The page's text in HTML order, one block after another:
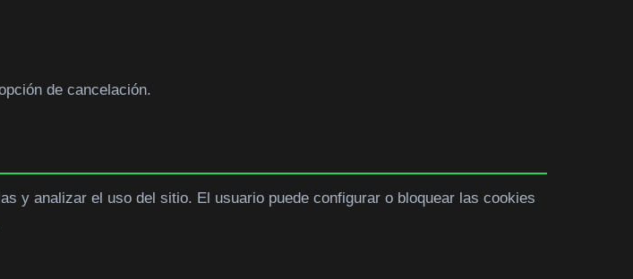
de cancelación.
y analizar el uso del sitio. El usuario puede configurar o bloquear las cookies